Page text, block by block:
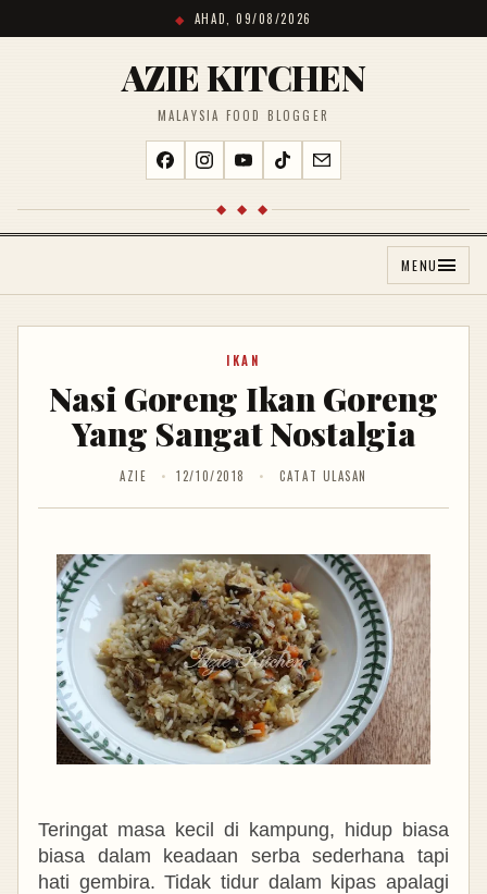
AHAD, 09/08/2026
AZIE KITCHEN
MALAYSIA FOOD BLOGGER
◆ ◆ ◆
MENU
IKAN
Nasi Goreng Ikan Goreng
Yang Sangat Nostalgia
AZIE 12/10/2018 CATAT ULASAN
Teringat masa kecil di kampung, hidup biasa
biasa dalam keadaan serba sederhana tapi
hati gembira. Tidak tidur dalam kipas apalagi